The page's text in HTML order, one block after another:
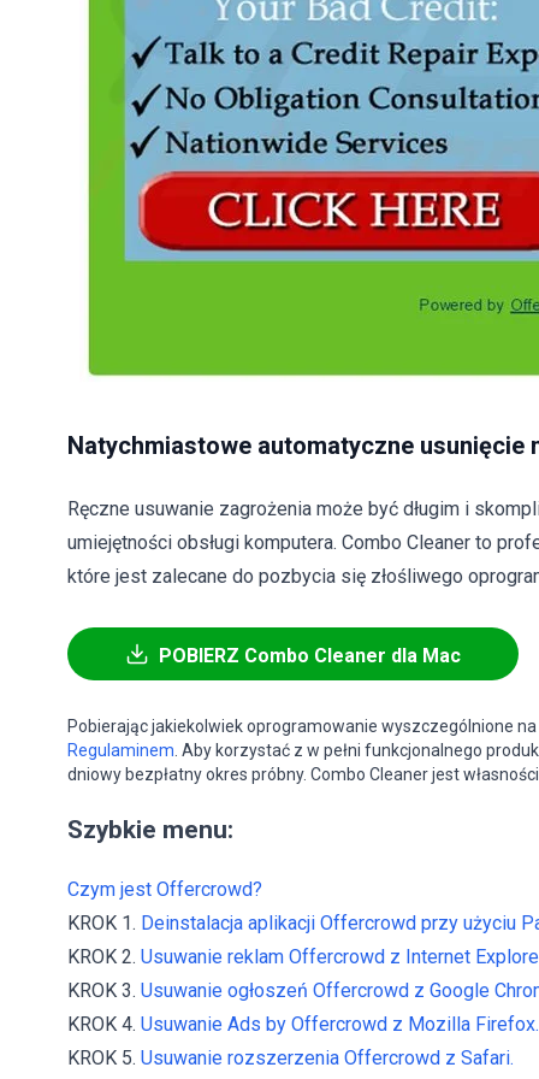
Natychmiastowe automatyczne usunięcie
Ręczne usuwanie zagrożenia może być długim i
umiejętności obsługi komputera. Combo Cleaner to
które jest zalecane do pozbycia się złośliwego
POBIERZ Combo Cleaner dla Mac
Pobierając jakiekolwiek oprogramowanie wyszczególnione
Regulaminem . Aby korzystać z w pełni funkcjonalnego
dniowy bezpłatny okres próbny. Combo Cleaner jest
Szybkie menu:
Czym jest Offercrowd?
KROK 1. Deinstalacja aplikacji Offercrowd przy użyciu
KROK 2. Usuwanie reklam Offercrowd z Internet
KROK 3. Usuwanie ogłoszeń Offercrowd z Google
KROK 4. Usuwanie Ads by Offercrowd z Mozilla Firefox.
KROK 5. Usuwanie rozszerzenia Offercrowd z Safari.